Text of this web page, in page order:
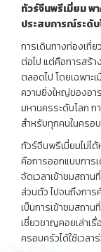
ทัวร์จีนพรีเมี่ยม พ
ประสบการณ์ระดั
การเดินทางท่องเที่
ต่อไป แต่คือการสร้
ตลอดไป โดยเฉพา
ความยิ่งใหญ่ของอา
มหานครระดับโลก
สำหรับทุกคนในครอ
ทัวร์จีนพรีเมี่ยมไม่ไ
คือการออกแบบการ
จัดเวลาเข้าชมสถา
ส่วนตัว ไปจนถึงการ
เป็นการเข้าชมสถา
เชี่ยวชาญคอยเล่าเ
ครอบครัวได้ใช้เวล